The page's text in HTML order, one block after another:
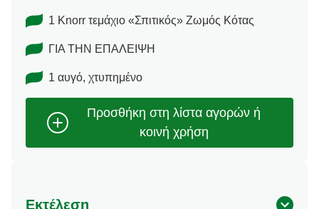
1 Knorr τεμάχιο «Σπιτικός» Ζωμός Κότας
ΓΙΑ ΤΗΝ ΕΠΑΛΕΙΨΗ
1 αυγό, χτυπημένο
Εκτέλεση